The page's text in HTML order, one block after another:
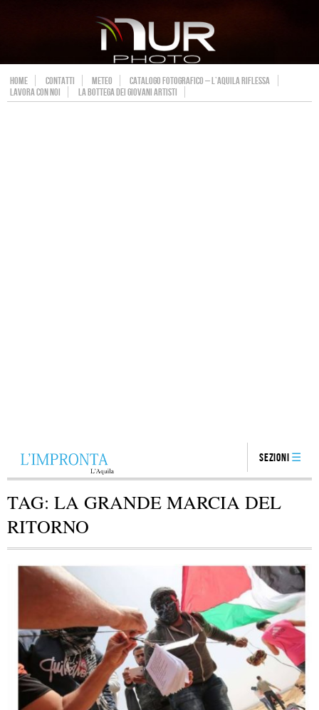
HOME CONTATTI METEO
CATALOGO FOTOGRAFICO – L’AQUILA RIFLESSA
LAVORA CON NOI
LA BOTTEGA DEI GIOVANI ARTISTI
Sezioni
TAG: LA GRANDE MARCIA DEL
RITORNO